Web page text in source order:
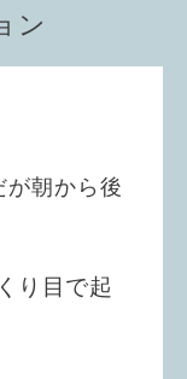
ン
が朝から後
り目で起